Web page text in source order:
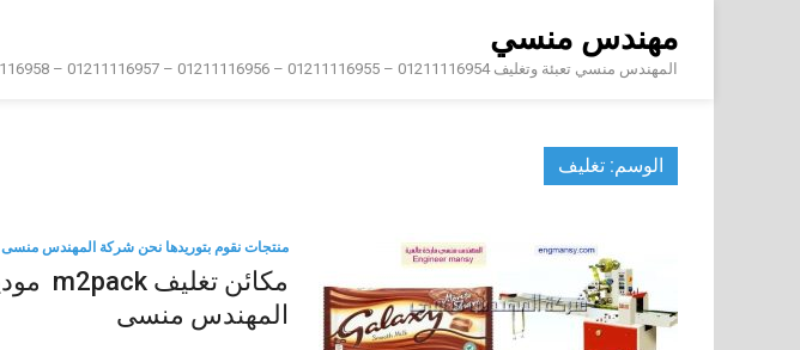
content
مهندس منسي
المهندس منسي تعبئة وتغليف 01211116954 – 01211116955 – 01211116956 – 01211116957 – 01211116958
الوسم: تغليف
منتجات نقوم بتوريدها نحن شركة المهندس منسى
المهندس منسى